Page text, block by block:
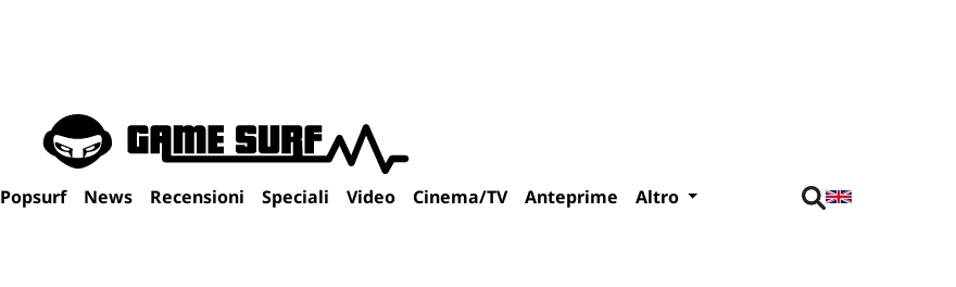
Popsurf News Recensioni Speciali Video Cinema/TV Anteprime Altro